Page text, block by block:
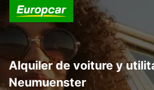
Alquiler de voiture y
Neumuenster